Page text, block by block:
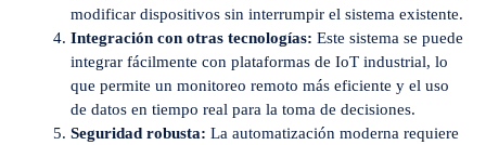
modificar dispositivos sin interrumpir el sistema existente.
Integración con otras tecnologías: Este sistema se puede
integrar fácilmente con plataformas de IoT industrial, lo
que permite un monitoreo remoto más eficiente y el uso
de datos en tiempo real para la toma de decisiones.
Seguridad robusta: La automatización moderna requiere